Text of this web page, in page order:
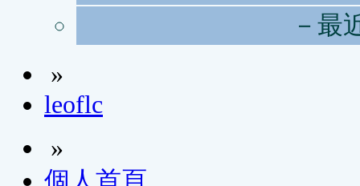
－最
»
leoflc
»